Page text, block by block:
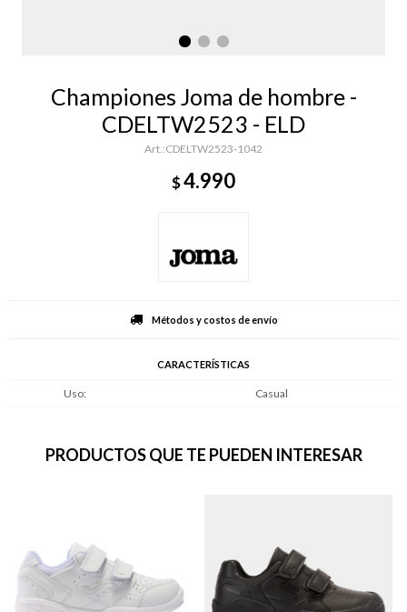
Championes Joma de hombre -
CDELTW2523 - ELD
CDELTW2523-1042
$4.990
Métodos y costos de envío
CARACTERÍSTICAS
Uso Casual
PRODUCTOS QUE TE PUEDEN INTERESAR